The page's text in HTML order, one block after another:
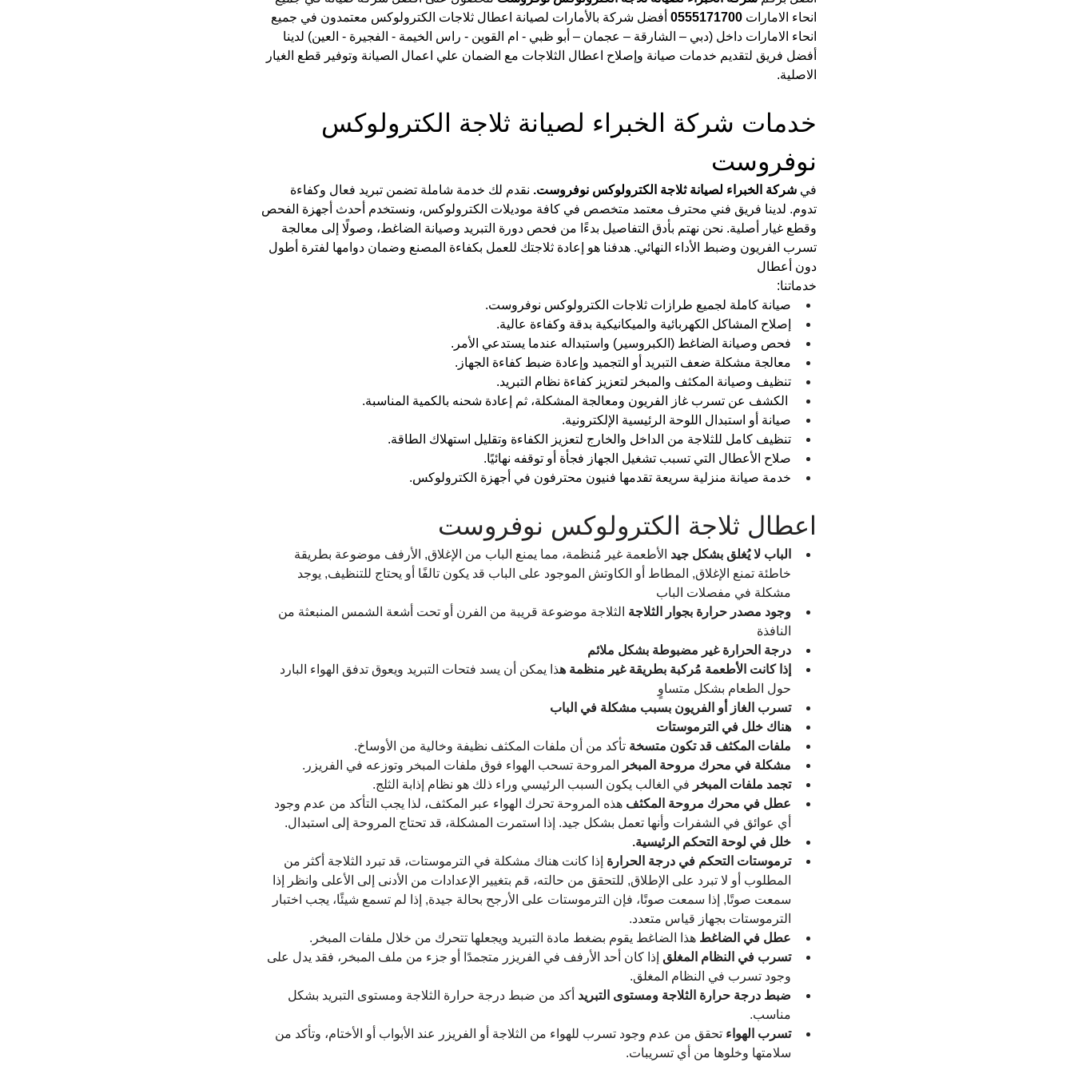
انحاء الامارات 0555171700 أفضل شركة بالأمارات لصيانة اعطال ثلاجات الكترولوكس معتمدون في جميع
انحاء الامارات داخل (دبي – الشارقة – عجمان – أبو ظبي - ام القوين - راس الخيمة - الفجيرة - العين) لدينا
أفضل فريق لتقديم خدمات صيانة وإصلاح اعطال الثلاجات مع الضمان علي اعمال الصيانة وتوفير قطع الغيار
الاصلية.
خدمات شركة الخبراء لصيانة ثلاجة الكترولوكس
نوفروست
في شركة الخبراء لصيانة ثلاجة الكترولوكس نوفروست. نقدم لك خدمة شاملة تضمن تبريد فعال وكفاءة
تدوم. لدينا فريق فني محترف معتمد متخصص في كافة موديلات الكترولوكس، ونستخدم أحدث أجهزة الفحص
وقطع غيار أصلية. نحن نهتم بأدق التفاصيل بدءًا من فحص دورة التبريد وصيانة الضاغط، وصولًا إلى معالجة
تسرب الفريون وضبط الأداء النهائي. هدفنا هو إعادة ثلاجتك للعمل بكفاءة المصنع وضمان دوامها لفترة أطول
دون أعطال
خدماتنا:
صيانة كاملة لجميع طرازات ثلاجات الكترولوكس نوفروست.
إصلاح المشاكل الكهربائية والميكانيكية بدقة وكفاءة عالية.
فحص وصيانة الضاغط (الكبروسير) واستبداله عندما يستدعي الأمر.
معالجة مشكلة ضعف التبريد أو التجميد وإعادة ضبط كفاءة الجهاز.
تنظيف وصيانة المكثف والمبخر لتعزيز كفاءة نظام التبريد.
صيانة أو استبدال اللوحة الرئيسية الإلكترونية.
تنظيف كامل للثلاجة من الداخل والخارج لتعزيز الكفاءة وتقليل استهلاك الطاقة.
صلاح الأعطال التي تسبب تشغيل الجهاز فجأة أو توقفه نهائيًا.
خدمة صيانة منزلية سريعة تقدمها فنيون محترفون في أجهزة الكترولوكس.
اعطال ثلاجة الكترولوكس نوفروست
الباب لا يُغلق بشكل جيد الأطعمة غير مُنظمة، مما يمنع الباب من الإغلاق, الأرفف موضوعة بطريقة
خاطئة تمنع الإغلاق, المطاط أو الكاوتش الموجود على الباب قد يكون تالفًا أو يحتاج للتنظيف, يوجد
مشكلة في مفصلات الباب
وجود مصدر حرارة بجوار الثلاجة الثلاجة موضوعة قريبة من الفرن أو تحت أشعة الشمس المنبعثة من
النافذة
درجة الحرارة غير مضبوطة بشكل ملائم
إذا كانت الأطعمة مُركبة بطريقة غير منظمة هذا يمكن أن يسد فتحات التبريد ويعوق تدفق الهواء البارد
حول الطعام بشكل متساوٍ
تسرب الغاز أو الفريون بسبب مشكلة في الباب
هناك خلل في الترموستات
ملفات المكثف قد تكون متسخة تأكد من أن ملفات المكثف نظيفة وخالية من الأوساخ.
مشكلة في محرك مروحة المبخر
المروحة تسحب الهواء فوق ملفات المبخر وتوزعه في الفريزر.
تجمد ملفات المبخر في الغالب يكون السبب الرئيسي وراء ذلك هو نظام إذابة الثلج.
عطل في محرك مروحة المكثف هذه المروحة تحرك الهواء عبر المكثف، لذا يجب التأكد من عدم وجود
أي عوائق في الشفرات وأنها تعمل بشكل جيد. إذا استمرت المشكلة، قد تحتاج المروحة إلى استبدال.
خلل في لوحة التحكم الرئيسية.
ترموستات التحكم في درجة الحرارة إذا كانت هناك مشكلة في الترموستات، قد تبرد الثلاجة أكثر من
المطلوب أو لا تبرد على الإطلاق, للتحقق من حالته، قم بتغيير الإعدادات من الأدنى إلى الأعلى وانظر إذا
سمعت صوتًا, إذا سمعت صوتًا، فإن الترموستات على الأرجح بحالة جيدة, إذا لم تسمع شيئًا، يجب اختبار
الترموستات بجهاز قياس متعدد.
عطل في الضاغط هذا الضاغط يقوم بضغط مادة التبريد ويجعلها تتحرك من خلال ملفات المبخر.
تسرب في النظام المغلق إذا كان أحد الأرفف في الفريزر متجمدًا أو جزء من ملف المبخر، فقد يدل على
وجود تسرب في النظام المغلق.
ضبط درجة حرارة الثلاجة ومستوى التبريد أكد من ضبط درجة حرارة الثلاجة ومستوى التبريد بشكل
مناسب.
تسرب الهواء تحقق من عدم وجود تسرب للهواء من الثلاجة أو الفريزر عند الأبواب أو الأختام، وتأكد من
سلامتها وخلوها من أي تسريبات.